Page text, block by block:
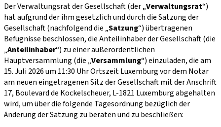
Der Verwaltungsrat der Gesellschaft (der „Verwaltungsrat“)
hat aufgrund der ihm gesetzlich und durch die Satzung der
Gesellschaft (nachfolgend die „Satzung“) übertragenen
Befugnisse beschlossen, die Anteilinhaber der Gesellschaft (die
„Anteilinhaber“) zu einer außerordentlichen
Hauptversammlung (die „Versammlung“) einzuladen, die am
15. Juli 2026 um 11:30 Uhr Ortszeit Luxemburg vor dem Notar
am neuen eingetragenen Sitz der Gesellschaft mit der Anschrift
17, Boulevard de Kockelscheuer, L-1821 Luxemburg abgehalten
wird, um über die folgende Tagesordnung bezüglich der
Änderung der Satzung zu beraten und zu beschließen: